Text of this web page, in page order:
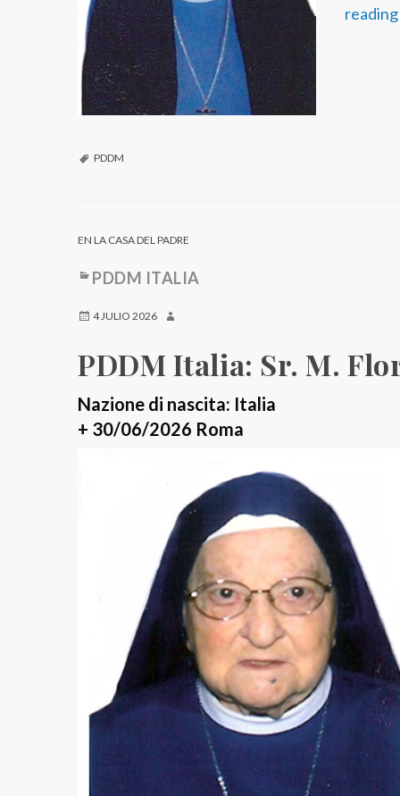
reading
PDDM
EN LA CASA DEL PADRE
PDDM ITALIA
4 JULIO 2026
PDDM Italia: Sr. M.
Nazione di nascita: Italia
+ 30/06/2026 Roma